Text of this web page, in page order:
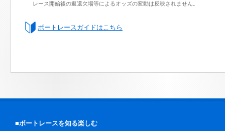
レース開始後の返還欠場等によるオッズの変動は反映されません。
ボートレースガイドはこちら
■ボートレースを知る楽しむ